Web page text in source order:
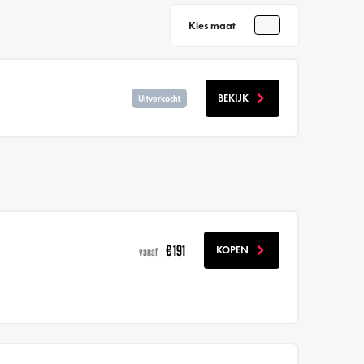
Kies maat
Uitverkocht BEKIJK
vanaf € 191 KOPEN